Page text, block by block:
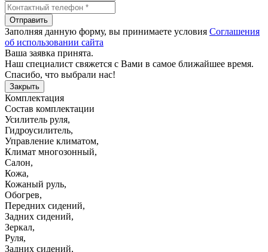
Отправить
Заполняя данную форму, вы принимаете условия Соглашения
об использовании сайта
Ваша заявка принята.
Наш специалист свяжется с Вами в самое ближайшее время.
Спасибо, что выбрали нас!
Закрыть
Комплектация
Состав комплектации
Усилитель руля,
Гидроусилитель,
Управление климатом,
Климат многозонный,
Салон,
Кожа,
Кожаный руль,
Обогрев,
Передних сидений,
Задних сидений,
Зеркал,
Руля,
Задних сидений,